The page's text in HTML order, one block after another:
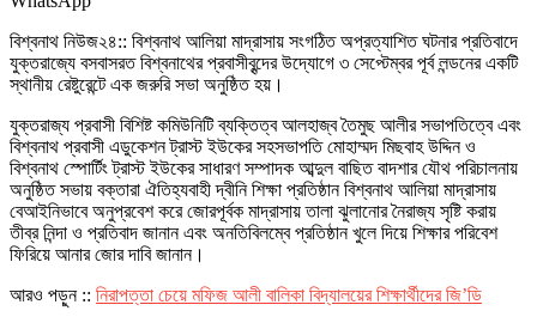
বিশ্বনাথ নিউজ২৪:: বিশ্বনাথ আলিয়া মাদ্রাসায় সংগঠিত অপ্রত্যাশিত ঘটনার প্রতিবাদে
যুক্তরাজ্যে বসবাসরত বিশ্বনাথের প্রবাসীবৃন্দের উদ্যোগে ৩ সেপ্টেম্বর পূর্ব লন্ডনের একটি
স্থানীয় রেষ্টুরেন্টে এক জরুরি সভা অনুষ্ঠিত হয়।
যুক্তরাজ্য প্রবাসী বিশিষ্ট কমিউনিটি ব্যক্তিত্ব আলহাজ্ব তৈমুছ আলীর সভাপতিত্বে এবং
বিশ্বনাথ প্রবাসী এডুকেশন ট্রাস্ট ইউকের সহসভাপতি মোহাম্মদ মিছবাহ উদ্দিন ও
বিশ্বনাথ স্পোর্টিং ট্রাস্ট ইউকের সাধারণ সম্পাদক আব্দুল বাছিত বাদশার যৌথ পরিচালনায়
অনুষ্ঠিত সভায় বক্তারা ঐতিহ্যবাহী দ্বীনি শিক্ষা প্রতিষ্ঠান বিশ্বনাথ আলিয়া মাদ্রাসায়
বেআইনিভাবে অনুপ্রবেশ করে জোরপূর্বক মাদ্রাসায় তালা ঝুলানোর নৈরাজ্য সৃষ্টি করায়
তীব্র নিন্দা ও প্রতিবাদ জানান এবং অনতিবিলম্বে প্রতিষ্ঠান খুলে দিয়ে শিক্ষার পরিবেশ
ফিরিয়ে আনার জোর দাবি জানান।
আরও পড়ুন :: নিরাপত্তা চেয়ে মফিজ আলী বালিকা বিদ্যালয়ের শিক্ষার্থীদের জি’ডি